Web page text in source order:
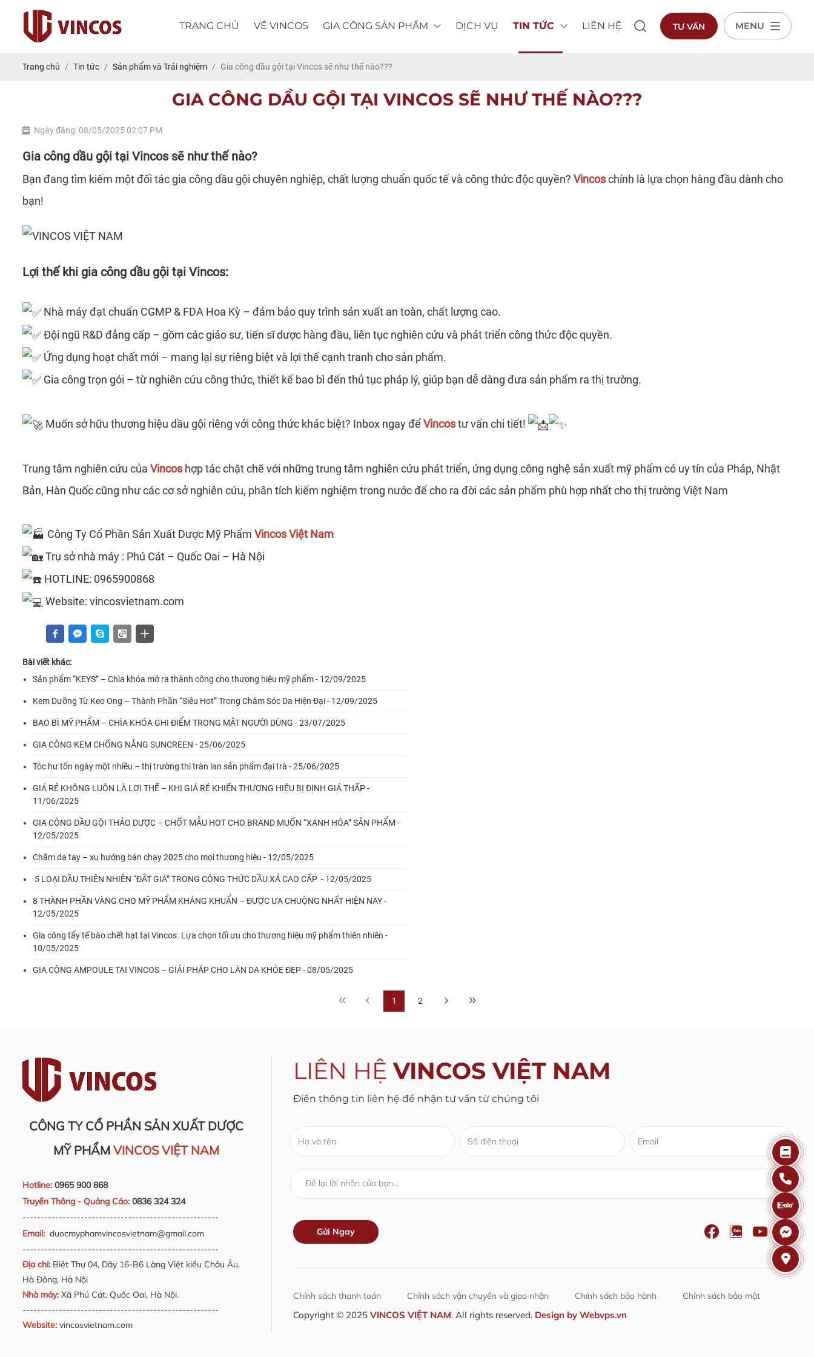
TRANG CHỦ VỀ VINCOS GIA CÔNG SẢN PHẨM DỊCH VỤ TIN TỨC LIÊN HỆ TƯ VẤN MENU
Trang chủ Tin tức Sản phẩm và Trải nghiệm Gia công dầu gội tại Vincos sẽ như thế nào???
GIA CÔNG DẦU GỘI TẠI VINCOS SẼ NHƯ THẾ NÀO???
Ngày đăng: 08/05/2025 02:07 PM
Gia công dầu gội tại Vincos sẽ như thế nào?
Bạn đang tìm kiếm một đối tácgia công dầu gội chuyên nghiệp, chất lượng chuẩn quốc tế và công thức độc quyền? Vincoschính là lựa chọn hàng đầu dành cho
bạn!
Lợi thế khi gia công dầu gội tại Vincos:
Nhà máy đạt chuẩn CGMP & FDA Hoa Kỳ – đảm bảo quy trình sản xuất an toàn, chất lượng cao.
Đội ngũ R&D đẳng cấp – gồm các giáo sư, tiến sĩ dược hàng đầu, liên tục nghiên cứu và phát triển công thức độc quyền.
Ứng dụng hoạt chất mới – mang lại sự riêng biệt và lợi thế cạnh tranh cho sản phẩm.
Gia công trọn gói – từ nghiên cứu công thức, thiết kế bao bì đến thủ tục pháp lý, giúp bạn dễ dàng đưa sản phẩm ra thị trường.
Muốn sở hữu thương hiệu dầu gội riêng với công thức khác biệt? Inbox ngay để Vincostư vấn chi tiết!
Trung tâm nghiên cứu của Vincos hợp tác chặt chẽ với những trung tâm nghiên cứu phát triển, ứng dụng công nghệ sản xuất mỹ phẩm có uy tín của Pháp, Nhật
Bản, Hàn Quốc cũng như các cơ sở nghiên cứu, phân tích kiểm nghiệm trong nước để cho ra đời các sản phẩm phù hợp nhất cho thị trường Việt Nam
Công Ty Cổ Phần Sản Xuất Dược Mỹ Phẩm Vincos Việt Nam
Trụ sở nhà máy : Phú Cát – Quốc Oai – Hà Nội
HOTLINE: 0965900868‬
Website: vincosvietnam.com
Bài viết khác:
Sản phẩm “KEYS” – Chìa khóa mở ra thành công cho thương hiệu mỹ phẩm - 12/09/2025
Kem Dưỡng Từ Keo Ong – Thành Phần “Siêu Hot” Trong Chăm Sóc Da Hiện Đại - 12/09/2025
BAO BÌ MỸ PHẨM – CHÌA KHÓA GHI ĐIỂM TRONG MẮT NGƯỜI DÙNG - 23/07/2025
GIA CÔNG KEM CHỐNG NẮNG SUNCREEN - 25/06/2025
Tóc hư tổn ngày một nhiều – thị trường thì tràn lan sản phẩm đại trà - 25/06/2025
GIÁ RẺ KHÔNG LUÔN LÀ LỢI THẾ – KHI GIÁ RẺ KHIẾN THƯƠNG HIỆU BỊ ĐỊNH GIÁ THẤP -
11/06/2025
GIA CÔNG DẦU GỘI THẢO DƯỢC – CHỐT MẪU HOT CHO BRAND MUỐN “XANH HÓA” SẢN PHẨM -
12/05/2025
Chăm da tay – xu hướng bán chạy 2025 cho mọi thương hiệu - 12/05/2025
5 LOẠI DẦU THIÊN NHIÊN “ĐẮT GIÁ” TRONG CÔNG THỨC DẦU XẢ CAO CẤP - 12/05/2025
8 THÀNH PHẦN VÀNG CHO MỸ PHẨM KHÁNG KHUẨN – ĐƯỢC ƯA CHUỘNG NHẤT HIỆN NAY -
12/05/2025
Gia công tẩy tế bào chết hạt tại Vincos. Lựa chọn tối ưu cho thương hiệu mỹ phẩm thiên nhiên -
10/05/2025
GIA CÔNG AMPOULE TẠI VINCOS – GIẢI PHÁP CHO LÀN DA KHỎE ĐẸP - 08/05/2025
1 2
CÔNG TY CỔ PHẦN SẢN XUẤT DƯỢC
MỸ PHẨM VINCOS VIỆT NAM
Hotline: 0965 900 868
Truyền Thông - Quảng Cáo: 0836 324 324
------------------------------------------------------
Email: duocmyphamvincosvietnam@gmail.com
------------------------------------------------------
Địa chỉ: Biệt Thự 04, Dãy 16-B6 Làng Việt kiều Châu Âu,
Hà Đông, Hà Nội
Nhà máy: Xã Phú Cát, Quốc Oai, Hà Nội.
------------------------------------------------------
Website: vincosvietnam.com
LIÊN HỆVINCOS VIỆT NAM
Điền thông tin liên hệ để nhận tư vấn từ chúng tôi
Chính sách thanh toán Chính sách vận chuyển và giao nhận Chính sách bảo hành Chính sách bảo mật
Copyright © 2025 VINCOS VIỆT NAM. All rights reserved. Design by Webvps.vn